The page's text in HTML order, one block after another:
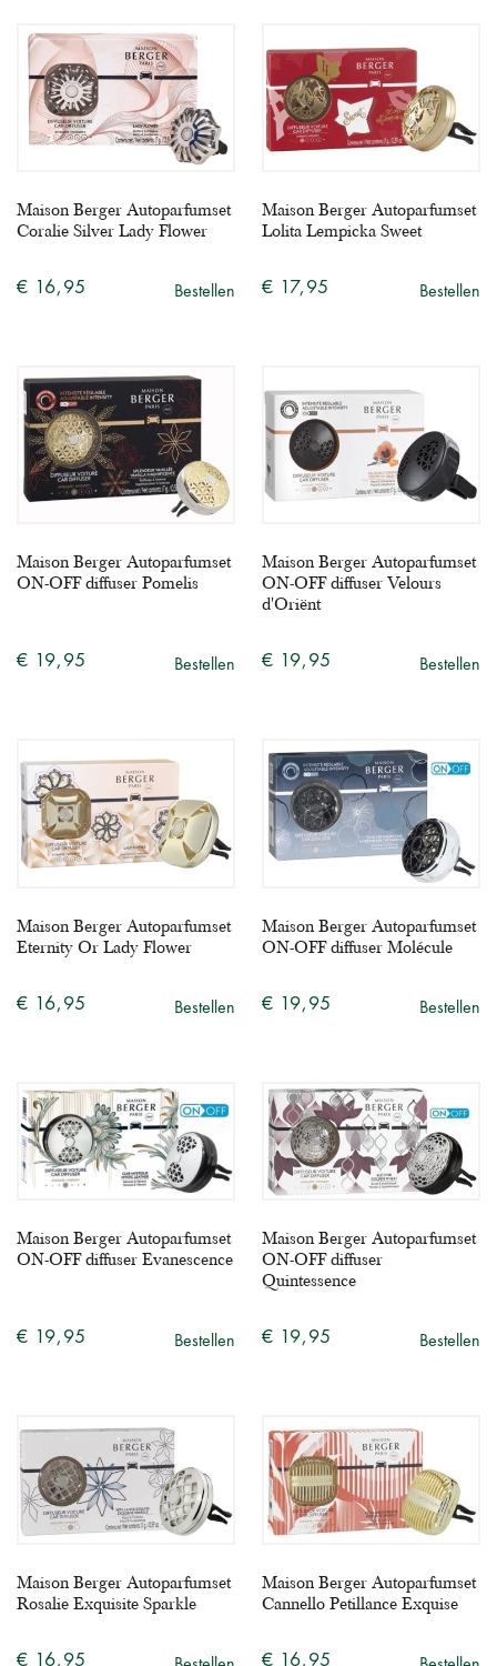
Maison Berger Autoparfumset
Coralie Silver Lady Flower
€ 16,95 Bestellen
Maison Berger Autoparfumset
Lolita Lempicka Sweet
€ 17,95 Bestellen
Maison Berger Autoparfumset
ON-OFF diffuser Pomelis
€ 19,95 Bestellen
Maison Berger Autoparfumset
ON-OFF diffuser Velours
d'Oriënt
€ 19,95 Bestellen
Maison Berger Autoparfumset
Eternity Or Lady Flower
€ 16,95 Bestellen
Maison Berger Autoparfumset
ON-OFF diffuser Molécule
€ 19,95 Bestellen
Maison Berger Autoparfumset
ON-OFF diffuser Evanescence
€ 19,95 Bestellen
Maison Berger Autoparfumset
ON-OFF diffuser
Quintessence
€ 19,95 Bestellen
Maison Berger Autoparfumset
Rosalie Exquisite Sparkle
€ 16,95
Maison Berger Autoparfumset
Cannello Petillance Exquise
€ 16,95